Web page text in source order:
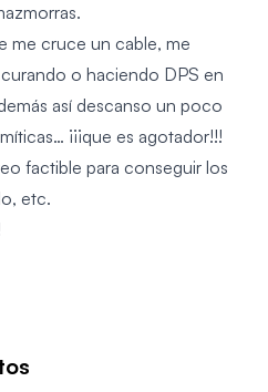
me cruce un cable, me
o haciendo DPS en
así descanso un poco
¡¡¡que es agotador!!!
factible para conseguir los
etc.